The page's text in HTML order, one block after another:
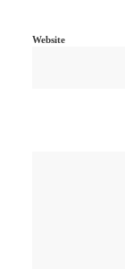
Website